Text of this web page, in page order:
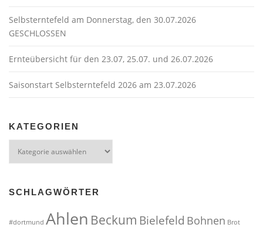
Selbsterntefeld am Donnerstag, den 30.07.2026
GESCHLOSSEN
Ernteübersicht für den 23.07, 25.07. und 26.07.2026
Saisonstart Selbsterntefeld 2026 am 23.07.2026
KATEGORIEN
SCHLAGWÖRTER
#dortmund Ahlen Beckum Bielefeld Bohnen Brot